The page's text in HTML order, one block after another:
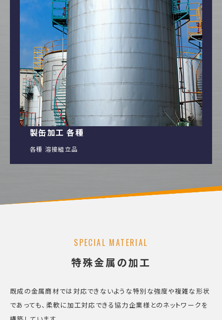
製缶加工 各種
各種 溶接組立品
SPECIAL MATERIAL
特殊金属の加工
既成の金属商材では対応できないような特別な強度や複雑な形状
であっても、柔軟に加工対応できる協力企業様とのネットワークを